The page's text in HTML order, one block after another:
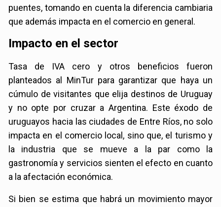
puentes, tomando en cuenta la diferencia cambiaria
que además impacta en el comercio en general.
Impacto en el sector
Tasa de IVA cero y otros beneficios fueron
planteados al MinTur para garantizar que haya un
cúmulo de visitantes que elija destinos de Uruguay
y no opte por cruzar a Argentina. Este éxodo de
uruguayos hacia las ciudades de Entre Ríos, no solo
impacta en el comercio local, sino que, el turismo y
la industria que se mueve a la par como la
gastronomía y servicios sienten el efecto en cuanto
a la afectación económica.
Si bien se estima que habrá un movimiento mayor